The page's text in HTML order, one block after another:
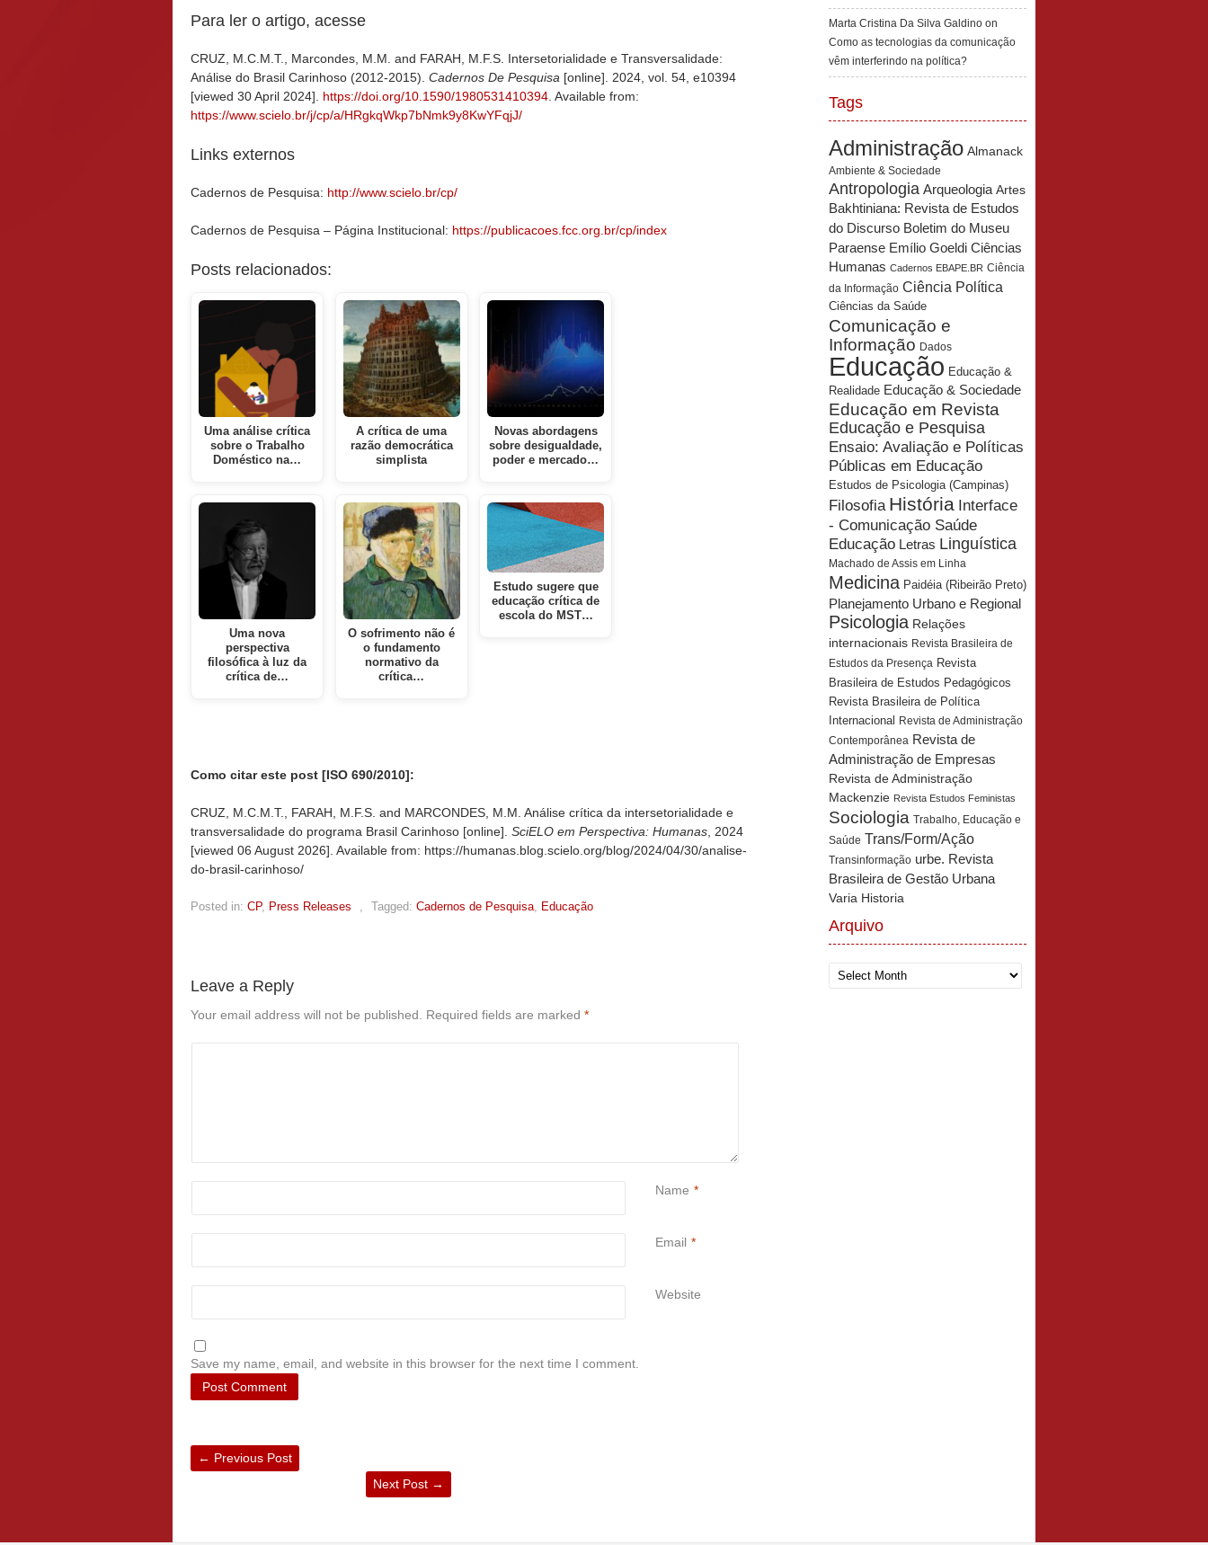
Para ler o artigo, acesse
CRUZ, M.C.M.T., Marcondes, M.M. and FARAH, M.F.S. Intersetorialidade e Transversalidade:
Análise do Brasil Carinhoso (2012-2015). Cadernos De Pesquisa [online]. 2024, vol. 54, e10394
[viewed 30 April 2024]. https://doi.org/10.1590/1980531410394. Available from:
https://www.scielo.br/j/cp/a/HRgkqWkp7bNmk9y8KwYFqjJ/
Links externos
Cadernos de Pesquisa: http://www.scielo.br/cp/
Cadernos de Pesquisa – Página Institucional: https://publicacoes.fcc.org.br/cp/index
Posts relacionados:
Uma análise crítica
sobre o Trabalho
Doméstico na…
Uma nova
perspectiva
filosófica à luz da
crítica de…
A crítica de uma
razão democrática
simplista
O sofrimento não é
o fundamento
normativo da
crítica…
Novas abordagens
sobre desigualdade,
poder e mercado…
Estudo sugere que
educação crítica de
escola do MST…
Como citar este post [ISO 690/2010]:
CRUZ, M.C.M.T., FARAH, M.F.S. and MARCONDES, M.M. Análise crítica da intersetorialidade e
transversalidade do programa Brasil Carinhoso [online]. SciELO em Perspectiva: Humanas , 2024
[viewed 06 August 2026]. Available from: https://humanas.blog.scielo.org/blog/2024/04/30/analise-
do-brasil-carinhoso/
Posted in: CP, Press Releases , Tagged: Cadernos de Pesquisa, Educação
Leave a Reply
Your email address will not be published. Required fields are marked *
Name *
Email *
Website
Save my name, email, and website in this browser for the next time I comment.
← Previous Post
Next Post →
Marta Cristina Da Silva Galdino on
Como as tecnologias da comunicação
vêm interferindo na política?
Tags
Administração Almanack
Ambiente & Sociedade
Antropologia Arqueologia Artes
Bakhtiniana: Revista de Estudos
do Discurso Boletim do Museu
Paraense Emílio Goeldi Ciências
Humanas Cadernos EBAPE.BR Ciência
da Informação Ciência Política
Ciências da Saúde
Comunicação e
Informação Dados
Educação Educação &
Realidade Educação & Sociedade
Educação em Revista
Educação e Pesquisa
Ensaio: Avaliação e Políticas
Públicas em Educação
Estudos de Psicologia (Campinas)
Filosofia História Interface
- Comunicação Saúde
Educação Letras Linguística
Machado de Assis em Linha
Medicina Paidéia (Ribeirão Preto)
Planejamento Urbano e Regional
Psicologia Relações
internacionais Revista Brasileira de
Estudos da Presença Revista
Brasileira de Estudos Pedagógicos
Revista Brasileira de Política
Internacional Revista de Administração
Contemporânea Revista de
Administração de Empresas
Revista de Administração
Mackenzie Revista Estudos Feministas
Sociologia Trabalho, Educação e
Saúde Trans/Form/Ação
Transinformação urbe. Revista
Brasileira de Gestão Urbana
Varia Historia
Arquivo
Arquivo